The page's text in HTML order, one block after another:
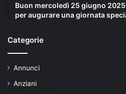
Buon mercoledì 25 giugno
per augurare una giornata
Categorie
Annunci
Anziani